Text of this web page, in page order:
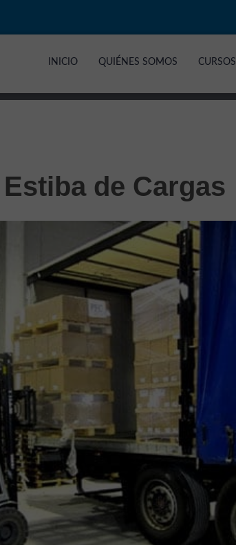
INICIO QUIÉNES SOMOS CURSOS
de Cargas